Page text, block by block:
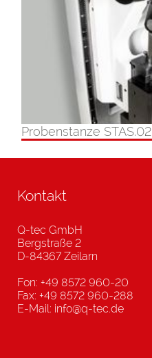
Probenstanze STAS.02
Kontakt
Q-tec GmbH
Bergstraße 2
D-84367 Zeilarn
Fon: +49 8572 960-20
Fax: +49 8572 960-288
E-Mail: info@q-tec.de